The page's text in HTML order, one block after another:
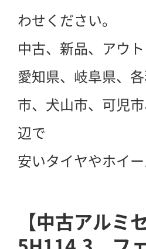
わせください。
中古、新品、アウ
愛知県、岐阜県、
市、犬山市、可児
辺で
安いタイヤやホイ
【中古アルミ